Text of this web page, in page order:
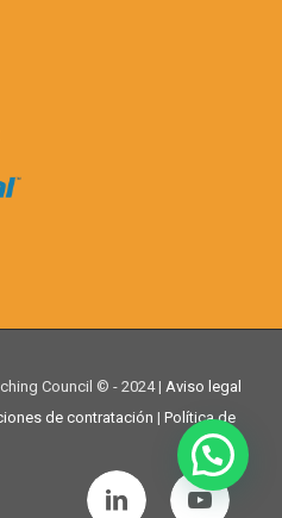
Council © - 2024 | Aviso legal
de contratación | Política de